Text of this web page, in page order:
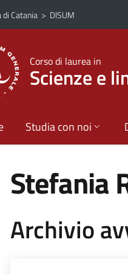
Catania > DISUM
Corso di laurea in
Scienze e
Studia con noi
Stefania
Archivio